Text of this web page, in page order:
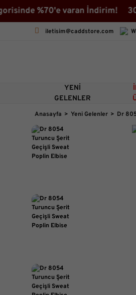
%70'e varan İndirim!
iletisim@caddstore.com
YENI
GELENLER
Anasayfa Yeni Gelenler Dr